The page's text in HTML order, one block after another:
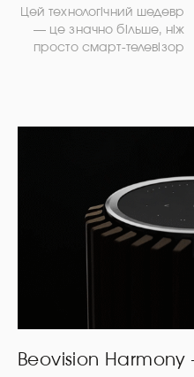
Цей технологічний шедевр
— це значно більше, ніж
просто смарт-телевізор
Beovision